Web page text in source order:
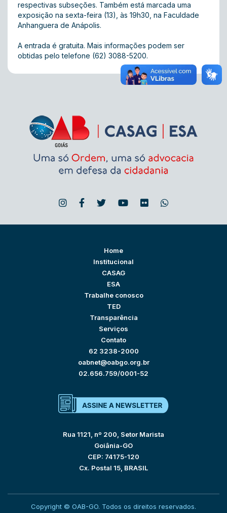
respectivas subseções. Também está marcada uma
exposição na sexta-feira (13), às 19h30, na Faculdade
Anhanguera de Anápolis.
A entrada é gratuita. Mais informações podem ser
obtidas pelo telefone (62) 3088-5200.
Home
Institucional
CASAG
ESA
Trabalhe conosco
TED
Transparência
Serviços
Contato
62 3238-2000
oabnet@oabgo.org.br
02.656.759/0001-52
Rua 1121, nº 200, Setor Marista
Goiânia-GO
CEP: 74175-120
Cx. Postal 15, BRASIL
Copyright © OAB-GO. Todos os direitos reservados.